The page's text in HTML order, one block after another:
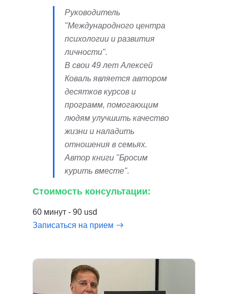
Руководитель
"Международного центра
психологии и развития
личности".
В свои 49 лет Алексей
Коваль является автором
десятков курсов и
программ, помогающим
людям улучшить качество
жизни и наладить
отношения в семьях.
Автор книги "Бросим
курить вместе".
Стоимость консультации:
60 минут - 90 usd
Записаться на прием